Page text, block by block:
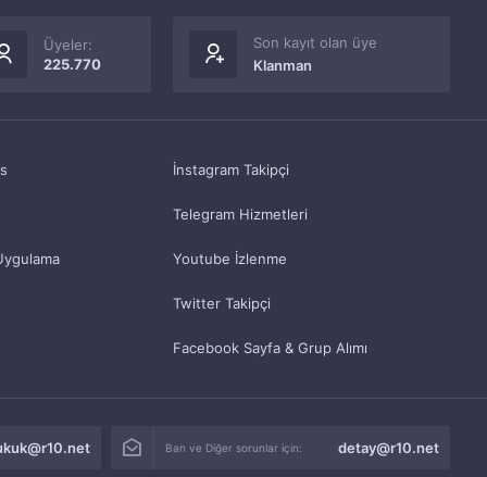
Üyeler:
225.770
Son kayıt olan üye
Klanman
İnstagram Takipçi
Telegram Hizmetleri
Youtube İzlenme
Twitter Takipçi
Facebook Sayfa & Grup Alımı
Ban ve Diğer sorunlar için: detay@r10.net